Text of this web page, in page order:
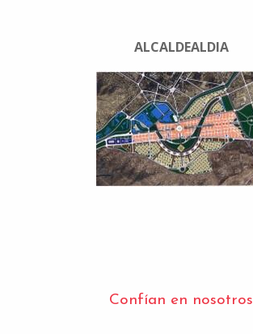
ALCALDEALDIA
Confían en nosotros